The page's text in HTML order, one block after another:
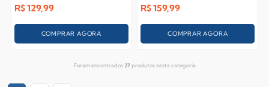
R$129,99
COMPRAR AGORA
R$159,99
COMPRAR AGORA
Foram encontrados 27produtos nesta categoria